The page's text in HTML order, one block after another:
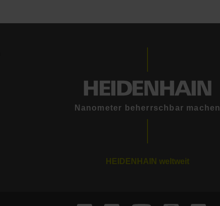
Nanometer beherrschbar machen
HEIDENHAIN weltweit